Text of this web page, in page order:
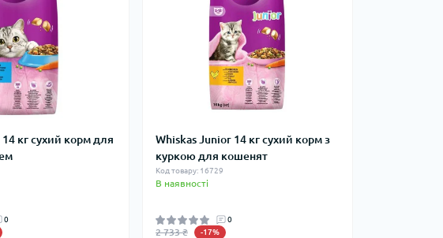
14 кг сухий корм для
0
Whiskas Junior 14 кг сухий корм з
куркою для кошенят
Код товару: 16729
В наявності
0
2 733 ₴ -17%